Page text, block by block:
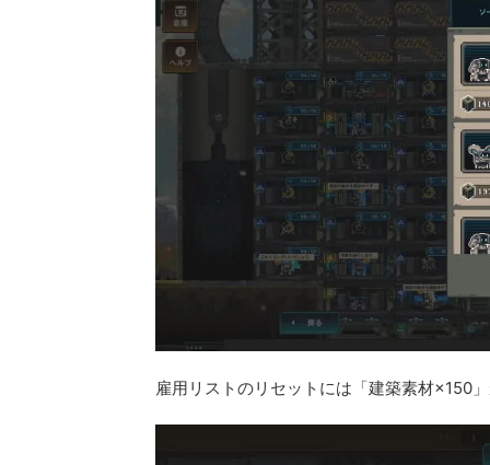
雇用リストのリセットには「建築素材×150」